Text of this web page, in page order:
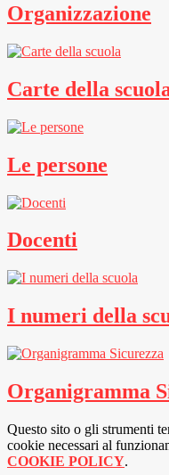
Organizzazione
Carte della
Le persone
Docenti
I numeri della
Organigramma
Questo sito o gli strumenti
cookie necessari al
COOKIE POLICY.